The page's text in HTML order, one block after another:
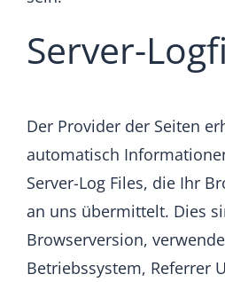
Server-
Der Provider der Seiten
automatisch
Server-Log Files, die Ihr
an uns übermittelt. Dies
Browserversion,
Betriebssystem, Referrer